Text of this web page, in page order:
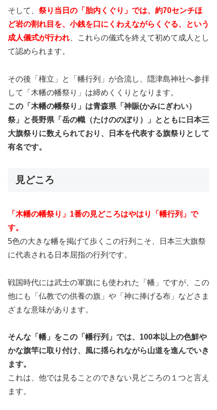
そして、 祭り当日の「胎内くぐり」では、約70センチほ
ど岩の割れ目を、小銭を口にくわえながらくぐる、という
成人儀式が行われ 、これらの儀式を終えて初めて成人とし
て認められます。
その後「権立」と「幡行列」が合流し、隠津島神社へ参拝
して「木幡の幡祭り」は締めくくりとなります。
この「木幡の幡祭り」は青森県「神賑(かみにぎわい）
祭」と長野県「岳の幟（たけののぼり）」とともに日本三
大旗祭りに数えられており、日本を代表する旗祭りとして
有名です。
見どころ
「木幡の幡祭り」1番の見どころはやはり「幡行列」で
す。
5色の大きな幡を掲げて歩くこの行列こそ、日本三大旗祭
に代表される日本屈指の行列です。
戦国時代には武士の軍旗にも使われた「幡」ですが、この
他にも「仏教での供養の旗」や「神に捧げる布」などさま
ざまな意味があります。
そんな「幡」をこの「幡行列」では、100本以上の色鮮や
かな旗竿に取り付け、風に揺られながら山道を進んでいき
ます。
これは、他では見ることのできない見どころの１つと言え
ます。